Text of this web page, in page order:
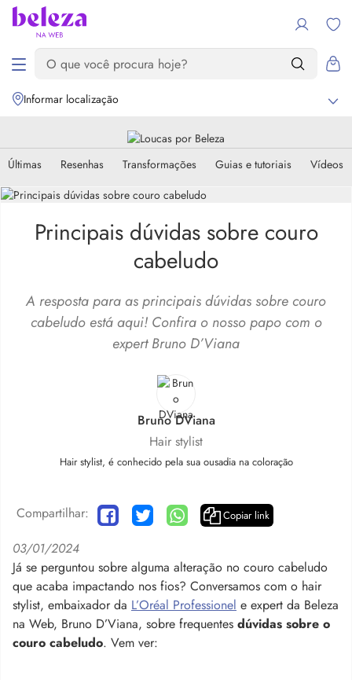
Informar localização
Últimas Resenhas Transformações Guias e tutoriais Vídeos
Principais dúvidas sobre couro
cabeludo
A resposta para as principais dúvidas sobre couro
cabeludo está aqui! Confira o nosso papo com o
expert Bruno D’Viana
Bruno DViana
Hair stylist
Hair stylist, é conhecido pela sua ousadia na coloração
Compartilhar: Copiar link
03/01/2024
Já se perguntou sobre alguma alteração no couro cabeludo
que acaba impactando nos fios? Conversamos com o hair
stylist, embaixador da L’Oréal Professionel e expert da Beleza
na Web, Bruno D’Viana, sobre frequentes dúvidas sobre o
couro cabeludo. Vem ver: